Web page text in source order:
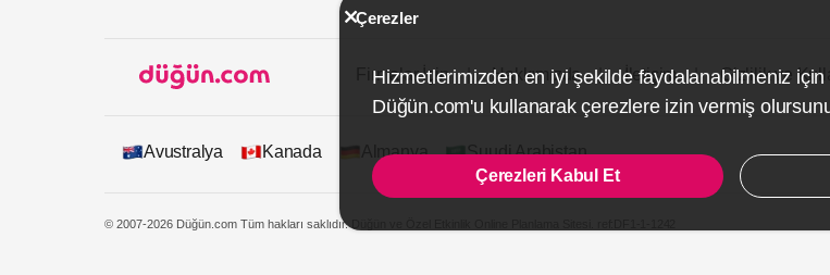
Firmalar İçin Hakkımızda İletişim Gizlilik ve
Avustralya Kanada Almanya Suudi Arabistan
© 2007-2026 Düğün.com Tüm hakları saklıdır. Düğün ve Özel Etkinlik Online Planlama Sitesi.
Çerezler
Hizmetlerimizden en iyi şekilde faydalanabilmeniz için
Düğün.com'u kullanarak çerezlere izin vermiş
Çerezleri Kabul Et